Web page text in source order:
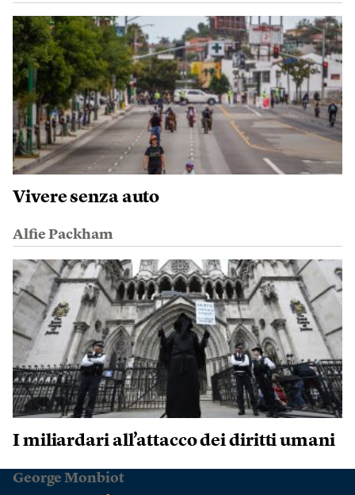
Vivere senza auto
Alfie Packham
I miliardari all’attacco dei diritti umani
George Monbiot